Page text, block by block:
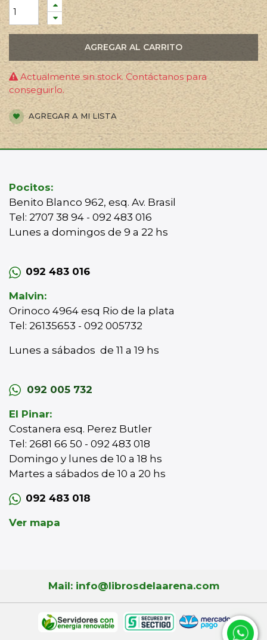
AGREGAR AL CARRITO
Actualmente sin stock. Contáctanos para
conseguirlo.
AGREGAR A MI LISTA
Pocitos:
Benito Blanco 962, esq. Av. Brasil
Tel: 2707 38 94 - 092 483 016
Lunes a domingos de 9 a 22 hs
092 483 016
Malvin:
Orinoco 4964 esq Rio de la plata
Tel: 26135653 - 092 005732
Lunes a sábados de 11 a 19 hs
092 005 732
El Pinar:
Costanera esq. Perez Butler
Tel: 2681 66 50 - 092 483 018
Domingo y lunes de 10 a 18 hs
Martes a sábados de 10 a 20 hs
092 483 018
Ver mapa
Mail: info@librosdelaarena.com